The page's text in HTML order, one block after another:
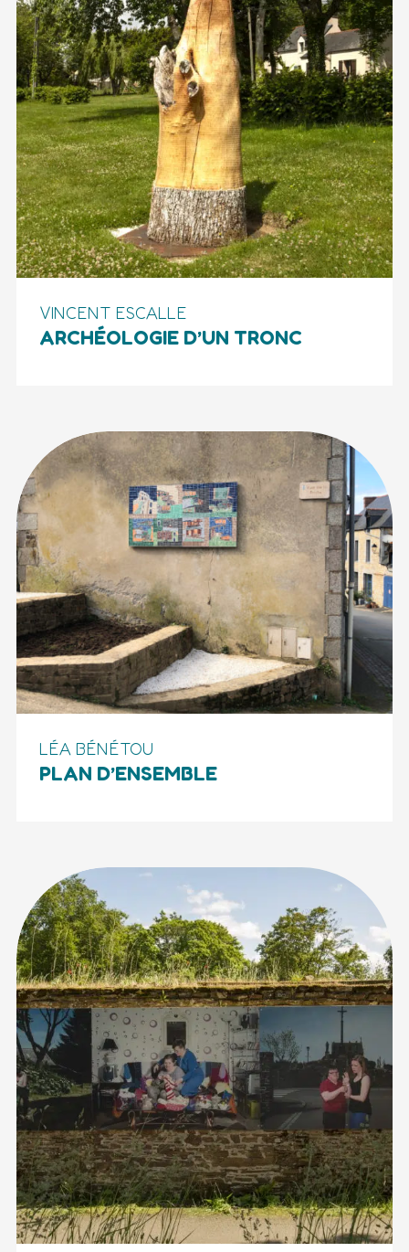
VINCENT ESCALLE
ARCHÉOLOGIE D’UN TRONC
LÉA BÉNÉTOU
PLAN D’ENSEMBLE